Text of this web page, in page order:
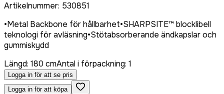
Artikelnummer: 530851
•Metal Backbone för hållbarhet•SHARPSITE™ blocklibell
teknologi för avläsning•Stötabsorberande ändkapslar och
gummiskydd
Längd: 180 cmAntal i förpackning: 1
Logga in för att se pris
Logga in för att köpa